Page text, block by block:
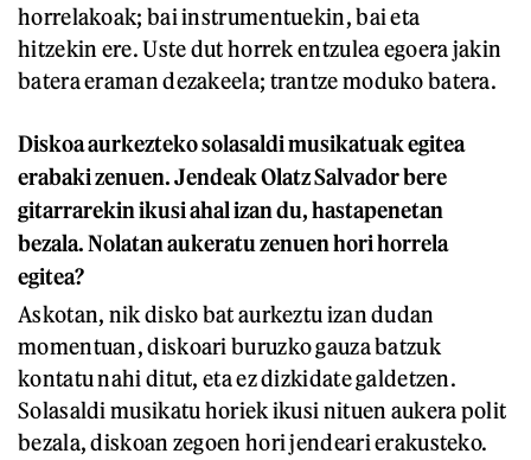
horrelakoak; bai instrumentuekin, bai eta
hitzekin ere. Uste dut horrek entzulea egoera jakin
batera eraman dezakeela; trantze moduko batera.
Diskoa aurkezteko solasaldi musikatuak egitea
erabaki zenuen. Jendeak Olatz Salvador bere
gitarrarekin ikusi ahal izan du, hastapenetan
bezala. Nolatan aukeratu zenuen hori horrela
egitea?
Askotan, nik disko bat aurkeztu izan dudan
momentuan, diskoari buruzko gauza batzuk
kontatu nahi ditut, eta ez dizkidate galdetzen.
Solasaldi musikatu horiek ikusi nituen aukera polit
bezala, diskoan zegoen hori jendeari erakusteko.